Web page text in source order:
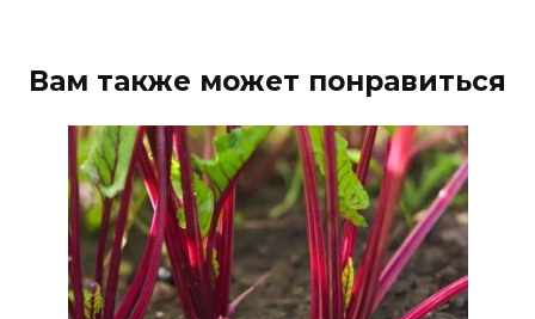
Вам также может понравиться